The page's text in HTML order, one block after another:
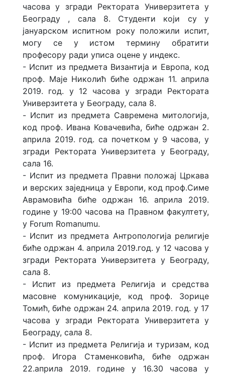
часова у згради Ректората Универзитета у
Београду , сала 8. Студенти који су у
јануарском испитном року положили испит,
могу се у истом термину обратити
професору ради уписа оцене у индекс.
- Испит из предмета Византија и Европа, код
проф. Маје Николић биће одржан 11. априла
2019. год. у 12 часова у згради Ректората
Универзитета у Београду, салa 8.
- Испит из предмета Савремена митологија,
код проф. Ивана Ковачевића, биће одржан 2.
априла 2019. год. са почетком у 9 часова, у
згради Ректората Универзитета у Београду,
сала 16.
- Испит из предмета Правни положај Цркава
и верских заједница у Европи, код проф.Симе
Аврамовића биће одржан 16. априла 2019.
године у 19:00 часова на Правном факултету,
у Forum Romanumu.
- Испит из предмета Антропологија религије
биће одржан 4. априла 2019.год. у 12 часова у
згради Ректората Универзитета у Београду,
сала 8.
- Испит из предмета Религија и средства
масовне комуникације, код проф. Зорице
Томић, биће одржан 24. априла 2019. год. у 17
часова у згради Ректората Универзитета у
Београду, сала 8.
- Испит из предмета Религија и туризам, код
проф. Игора Стаменковића, биће одржан
22.априла 2019. године у 16.30 часова у